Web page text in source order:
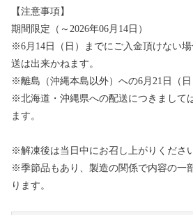
【注意事項】
期間限定（～2026年06月14日）
※6月14日（日）までにご入金頂けない
送は出来かねます。
※離島（沖縄本島以外）への6月21日（日
※北海道・沖縄県への配送につきまして
ます。
※解凍後は当日中にお召し上がりくださ
※季節品もあり、製造の関係で内容の一
ります。